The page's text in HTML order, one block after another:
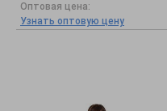
Оптовая цена:
Узнать оптовую цену